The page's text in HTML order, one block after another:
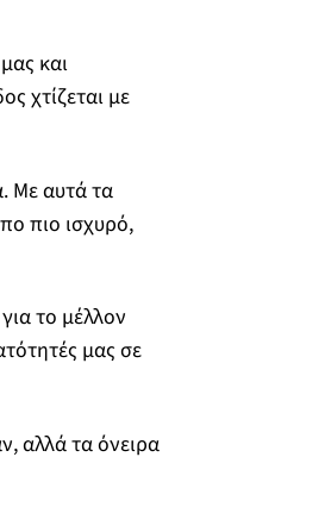
και
χτίζεται με
Με αυτά τα
πιο ισχυρό,
το μέλλον
μας σε
αλλά τα όνειρα